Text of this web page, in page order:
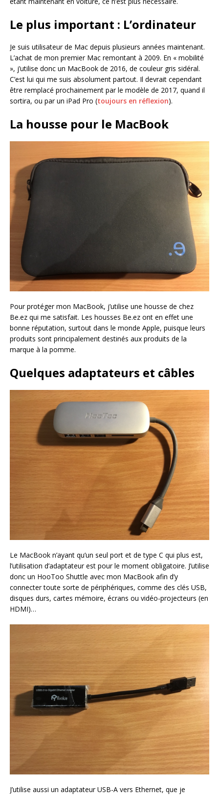
Le plus important : L’ordinateur
Je suis utilisateur de Mac depuis plusieurs années maintenant.
L’achat de mon premier Mac remontant à 2009. En « mobilité
», j’utilise donc un MacBook de 2016, de couleur gris sidéral.
C’est lui qui me suis absolument partout. Il devrait cependant
être remplacé prochainement par le modèle de 2017, quand il
sortira, ou par un iPad Pro (toujours en réflexion).
La housse pour le MacBook
Pour protéger mon MacBook, j’utilise une housse de chez
Be.ez qui me satisfait. Les housses Be.ez ont en effet une
bonne réputation, surtout dans le monde Apple, puisque leurs
produits sont principalement destinés aux produits de la
marque à la pomme.
Quelques adaptateurs et câbles
Le MacBook n’ayant qu’un seul port et de type C qui plus est,
l’utilisation d’adaptateur est pour le moment obligatoire. J’utilise
donc un HooToo Shuttle avec mon MacBook afin d’y
connecter toute sorte de périphériques, comme des clés USB,
disques durs, cartes mémoire, écrans ou vidéo-projecteurs (en
HDMI)…
J’utilise aussi un adaptateur USB-A vers Ethernet, que je